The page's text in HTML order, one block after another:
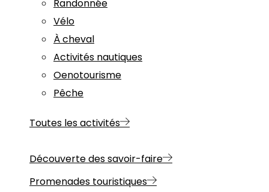
Randonnée
Vélo
À cheval
Activités nautiques
Oenotourisme
Pêche
Toutes les activités
Découverte des savoir-faire
Promenades touristiques